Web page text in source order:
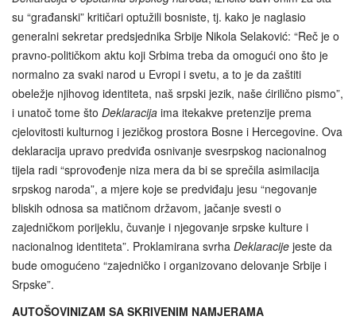
su “građanski” kritičari optužili bosniste, tj. kako je naglasio
generalni sekretar predsjednika Srbije Nikola Selaković: “Reč je o
pravno-političkom aktu koji Srbima treba da omogući ono što je
normalno za svaki narod u Evropi i svetu, a to je da zaštiti
obeležje njihovog identiteta, naš srpski jezik, naše ćirilično pismo”,
i unatoč tome što Deklaracija ima itekakve pretenzije prema
cjelovitosti kulturnog i jezičkog prostora Bosne i Hercegovine. Ova
deklaracija upravo predviđa osnivanje svesrpskog nacionalnog
tijela radi “sprovođenje niza mera da bi se sprečila asimilacija
srpskog naroda”, a mjere koje se predviđaju jesu “negovanje
bliskih odnosa sa matičnom državom, jačanje svesti o
zajedničkom porijeklu, čuvanje i njegovanje srpske kulture i
nacionalnog identiteta”. Proklamirana svrha Deklaracije jeste da
bude omogućeno “zajedničko i organizovano delovanje Srbije i
Srpske”.
AUTOŠOVINIZAM SA SKRIVENIM NAMJERAMA